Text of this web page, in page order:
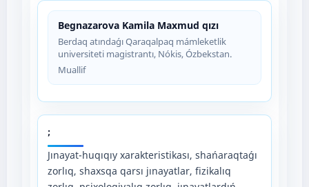
Begnazarova Kamila Maxmud qızı
Berdaq atındaǵı Qaraqalpaq mámleketlik
universiteti magistrantı, Nókis, Ózbekstan.
Muallif
;
Jınayat-huqıqıy xarakteristikası, shańaraqtaǵı
zorlıq, shaxsqa qarsı jınayatlar, fizikalıq